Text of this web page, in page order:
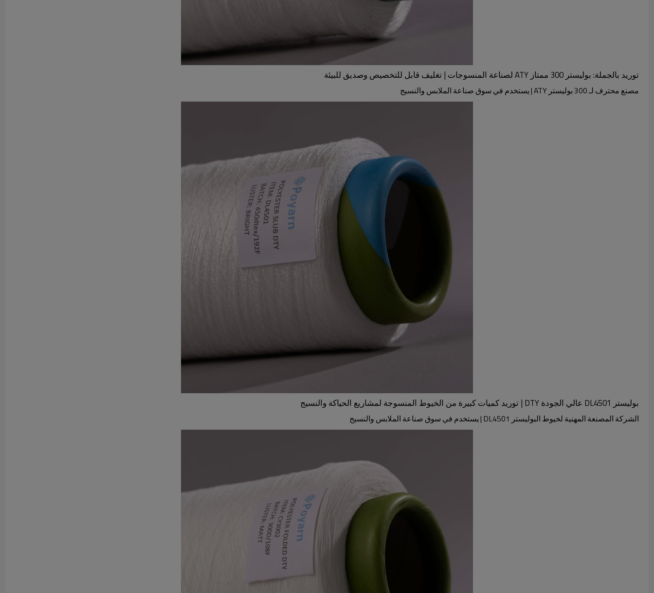
توريد بالجملة: بوليستر 300 ممتاز ATY لصناعة المنسوجات | تغليف قابل للتخصيص وصديق للبيئة
مصنع محترف لـ 300 بوليستر ATY | يستخدم في سوق صناعة الملابس والنسيج
بوليستر DL4501 عالي الجودة DTY | توريد كميات كبيرة من الخيوط المنسوجة لمشاريع الحياكة والنسيج
الشركة المصنعة المهنية لخيوط البوليستر DL4501 | يستخدم في سوق صناعة الملابس والنسيج